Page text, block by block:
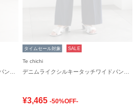
タイムセール対象 SALE
Te chichi
¥3,465 -50%OFF-